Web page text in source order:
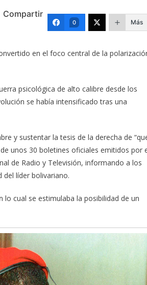
Compartir
0 Más
en el foco central de la
psicológica de alto calibre desde los
se había intensificado tras una
y sustentar la tesis de la derecha de
unos 30 boletines oficiales emitidos por
de Radio y Televisión, informando a los
líder bolivariano.
lo cual se estimulaba la posibilidad de un